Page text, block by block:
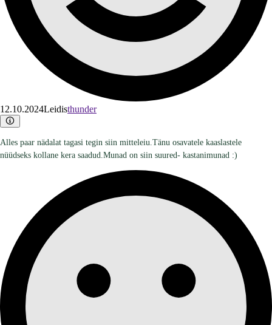
12.10.2024Leidisthunder
Alles paar nädalat tagasi tegin siin mitteleiu.Tänu osavatele kaaslastele
nüüdseks kollane kera saadud.Munad on siin suured- kastanimunad :)